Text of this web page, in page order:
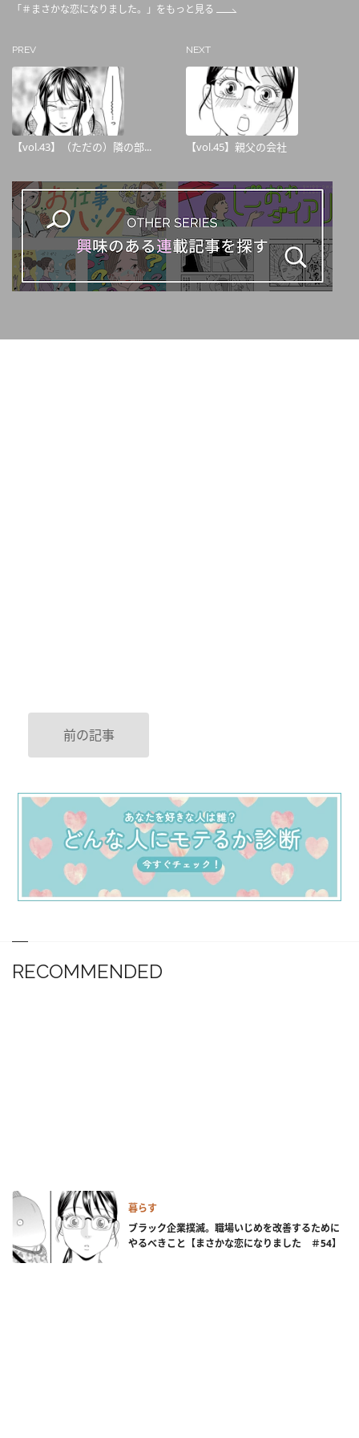
「＃まさかな恋になりました。」をもっと見る
PREV
【vol.43】（ただの）隣の部...
NEXT
【vol.45】親父の会社
前の記事
RECOMMENDED
暮らす
ブラック企業撲滅。職場いじめを改善するために
やるべきこと【まさかな恋になりました ＃54】